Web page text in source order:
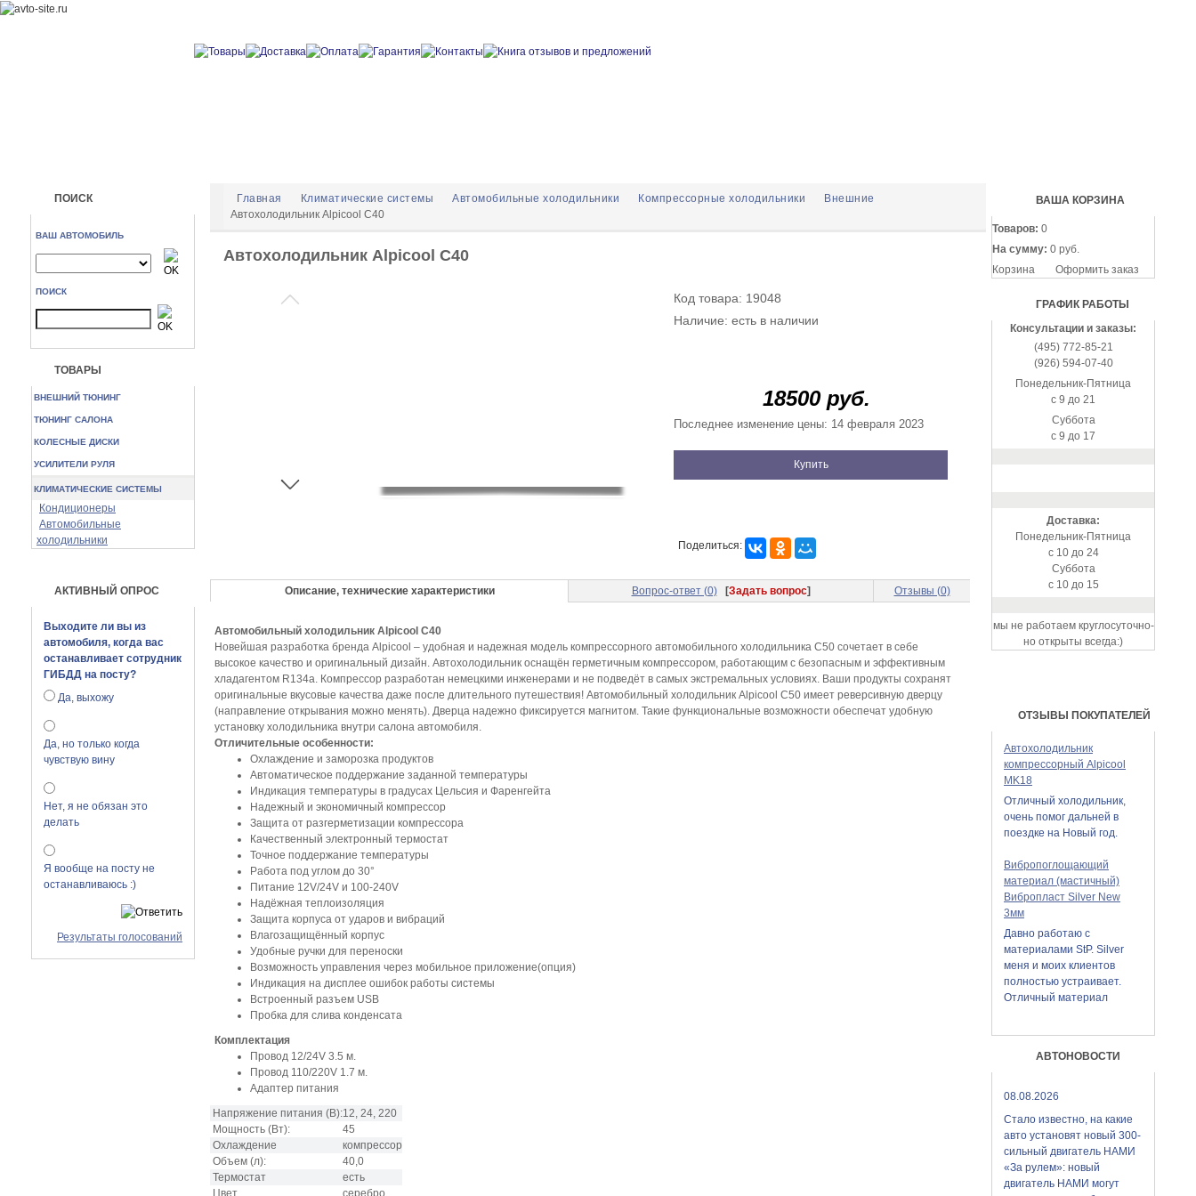
ПОИСК
ВАШ АВТОМОБИЛЬ
ПОИСК
ТОВАРЫ
ВНЕШНИЙ ТЮНИНГ
ТЮНИНГ САЛОНА
КОЛЕСНЫЕ ДИСКИ
УСИЛИТЕЛИ РУЛЯ
КЛИМАТИЧЕСКИЕ СИСТЕМЫ
Кондиционеры
Автомобильные
холодильники
АКТИВНЫЙ ОПРОС
Выходите ли вы из
автомобиля, когда вас
останавливает сотрудник
ГИБДД на посту?
Да, выхожу
Да, но только когда
чувствую вину
Нет, я не обязан это
делать
Я вообще на посту не
останавливаюсь :)
Результаты голосований
ВАША КОРЗИНА
Товаров: 0
На сумму: 0 руб.
Корзина
Оформить заказ
ГРАФИК РАБОТЫ
Консультации и заказы:
(495) 772-85-21
(926) 594-07-40
Понедельник-Пятница
с 9 до 21
Суббота
с 9 до 17
Доставка:
Понедельник-Пятница
с 10 до 24
Суббота
с 10 до 15
мы не работаем круглосуточно-
но открыты всегда:)
ОТЗЫВЫ ПОКУПАТЕЛЕЙ
Автохолодильник
компрессорный Alpicool
MK18
Отличный холодильник,
очень помог дальней в
поездке на Новый год.
Вибропоглощающий
материал (мастичный)
Вибропласт Silver New
3мм
Давно работаю с
материалами StP. Silver
меня и моих клиентов
полностью устраивает.
Отличный материал
АВТОНОВОСТИ
08.08.2026
Стало известно, на какие
авто установят новый 300-
сильный двигатель НАМИ
«За рулем»: новый
двигатель НАМИ могут
Главная Климатические системы Автомобильные холодильники Компрессорные холодильники
Внешние
Автохолодильник Alpicool C40
Автохолодильник Alpicool C40
Код товара: 19048
Наличие: есть в наличии
18500 руб.
Последнее изменение цены: 14 февраля 2023
Купить
Поделиться:
Описание, технические характеристики Вопрос-ответ (0)[Задать вопрос] Отзывы (0)
Автомобильный холодильник Alpicool C40
Новейшая разработка бренда Alpicool – удобная и надежная модель компрессорного автомобильного холодильника C50 сочетает в себе
высокое качество и оригинальный дизайн. Автохолодильник оснащён герметичным компрессором, работающим с безопасным и эффективным
хладагентом R134a. Компрессор разработан немецкими инженерами и не подведёт в самых экстремальных условиях. Ваши продукты сохранят
оригинальные вкусовые качества даже после длительного путешествия! Автомобильный холодильник Alpicool C50 имеет реверсивную дверцу
(направление открывания можно менять). Дверца надежно фиксируется магнитом. Такие функциональные возможности обеспечат удобную
установку холодильника внутри салона автомобиля.
Отличительные особенности:
Охлаждение и заморозка продуктов
Автоматическое поддержание заданной температуры
Индикация температуры в градусах Цельсия и Фаренгейта
Надежный и экономичный компрессор
Защита от разгерметизации компрессора
Качественный электронный термостат
Точное поддержание температуры
Работа под углом до 30°
Питание 12V/24V и 100-240V
Надёжная теплоизоляция
Защита корпуса от ударов и вибраций
Влагозащищённый корпус
Удобные ручки для переноски
Возможность управления через мобильное приложение(опция)
Индикация на дисплее ошибок работы системы
Встроенный разъем USB
Пробка для слива конденсата
Комплектация
Провод 12/24V 3.5 м.
Провод 110/220V 1.7 м.
Адаптер питания
Напряжение питания (В):12, 24, 220
Мощность (Вт):
45
Охлаждение
компрессор
Объем (л):
40,0
Термостат
есть
Цвет
серебро